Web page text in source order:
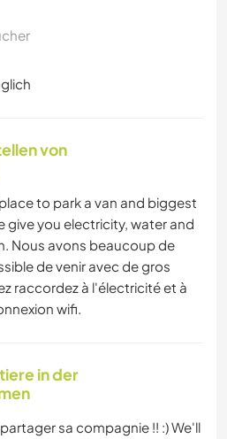
von
to park a van and biggest
give you electricity, water and
Nous avons beaucoup de
de venir avec de gros
raccordez à l'électricité et à
wifi.
in der
sa compagnie !! :) We'll